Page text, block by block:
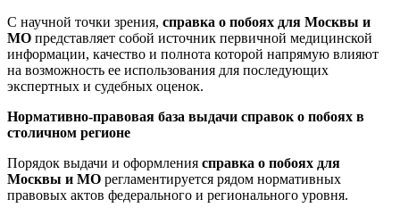
С научной точки зрения, справка о побоях для Москвы и
МО представляет собой источник первичной медицинской
информации, качество и полнота которой напрямую влияют
на возможность ее использования для последующих
экспертных и судебных оценок.
Нормативно-правовая база выдачи справок о побоях в
столичном регионе
Порядок выдачи и оформления справка о побоях для
Москвы и МО регламентируется рядом нормативных
правовых актов федерального и регионального уровня.